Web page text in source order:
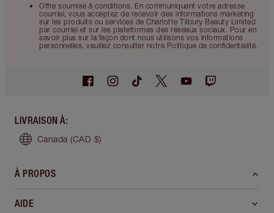
Offre soumise à conditions. En communiquant votre adresse
courriel, vous acceptez de recevoir des informations marketing
sur les produits ou services de Charlotte Tilbury Beauty Limited
par courriel et sur les plateformes des réseaux sociaux. Pour en
savoir plus sur la façon dont nous utilisons vos informations
personnelles, veuillez consulter notre Politique de confidentialité.
LIVRAISON À:
Canada (CAD $)
À PROPOS
AIDE